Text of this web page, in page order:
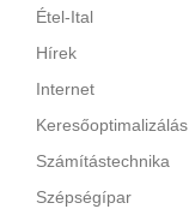
Étel-Ital
Hírek
Internet
Keresőoptimalizálás
Számítástechnika
Szépségípar